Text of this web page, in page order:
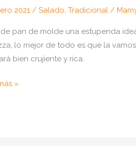
2021/Salado,Tradicional /
de pan de molde una estupenda
lo mejor de todo es que la
bien crujiente y rica.
»